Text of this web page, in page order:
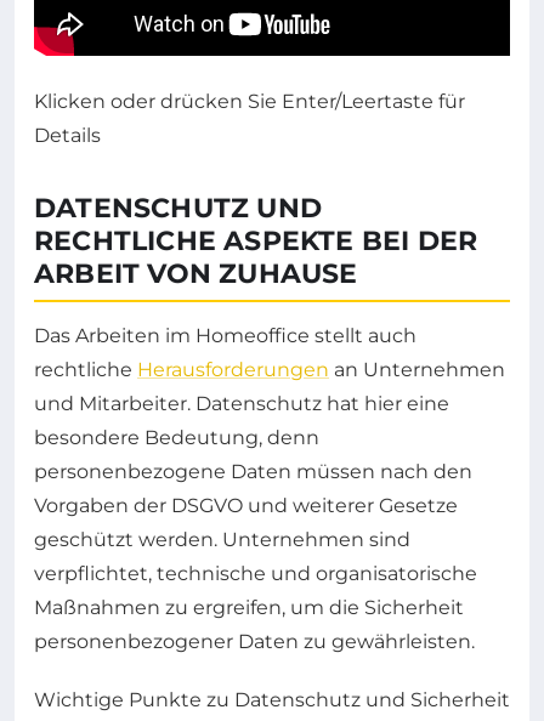
Klicken oder drücken Sie Enter/Leertaste für
Details
DATENSCHUTZ UND
RECHTLICHE ASPEKTE BEI DER
ARBEIT VON ZUHAUSE
Das Arbeiten im Homeoffice stellt auch
rechtliche Herausforderungen an Unternehmen
und Mitarbeiter. Datenschutz hat hier eine
besondere Bedeutung, denn
personenbezogene Daten müssen nach den
Vorgaben der DSGVO und weiterer Gesetze
geschützt werden. Unternehmen sind
verpflichtet, technische und organisatorische
Maßnahmen zu ergreifen, um die Sicherheit
personenbezogener Daten zu gewährleisten.
Wichtige Punkte zu Datenschutz und Sicherheit